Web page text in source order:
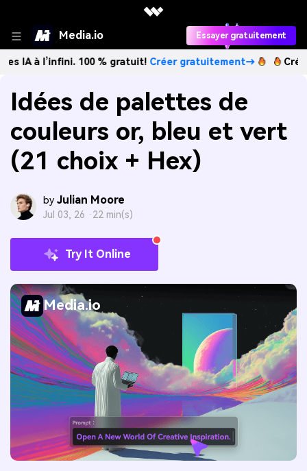
Media.io Essayer gratuitement
100 % gratuit!Créer gratuitement→ Créez des
Idées de palettes de
couleurs or, bleu et vert
(21 choix + Hex)
by Julian Moore
Jul 03, 26 · 22 min(s)
Try It Online
Media.io